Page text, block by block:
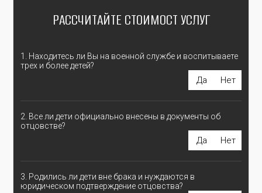
РАССЧИТАЙТЕ СТОИМОСТ УСЛУГ
1. Находитесь ли Вы на военной службе и воспитываете
трех и более детей?
Да Нет
2. Все ли дети официально внесены в документы об
отцовстве?
Да Нет
3. Родились ли дети вне брака и нуждаются в
юридическом подтверждение отцовства?